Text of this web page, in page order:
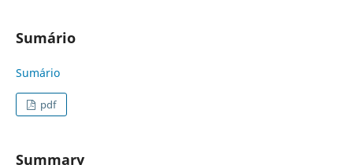
Sumário
Sumário
pdf
Summary